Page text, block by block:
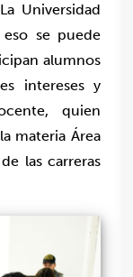
Universidad
se puede
alumnos
intereses y
quien
materia Área
las carreras